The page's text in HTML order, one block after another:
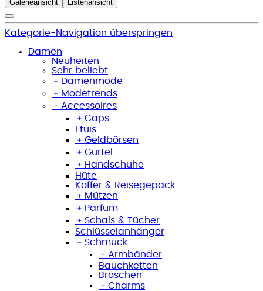
Galerieansicht Listenansicht
Kategorie-Navigation überspringen
Damen
Neuheiten
Sehr beliebt
﹢ Damenmode
﹢ Modetrends
﹣ Accessoires
﹢ Caps
Etuis
﹢ Geldbörsen
﹢ Gürtel
﹢ Handschuhe
Hüte
Koffer & Reisegepäck
﹢ Mützen
﹢ Parfum
﹢ Schals & Tücher
Schlüsselanhänger
﹣ Schmuck
﹢ Armbänder
Bauchketten
Broschen
﹢ Charms